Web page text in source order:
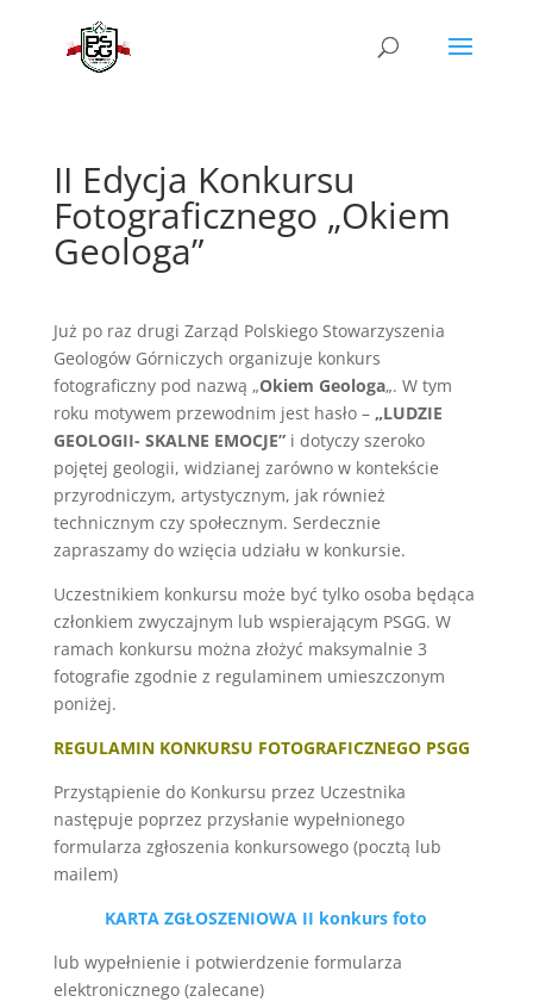
II Edycja Konkursu
Fotograficznego „Okiem
Geologa”
Już po raz drugi Zarząd Polskiego Stowarzyszenia
Geologów Górniczych organizuje konkurs
fotograficzny pod nazwą „Okiem Geologa„. W tym
roku motywem przewodnim jest hasło – „LUDZIE
GEOLOGII- SKALNE EMOCJE”i dotyczy szeroko
pojętej geologii, widzianej zarówno w kontekście
przyrodniczym, artystycznym, jak również
technicznym czy społecznym. Serdecznie
zapraszamy do wzięcia udziału w konkursie.
Uczestnikiem konkursu może być tylko osoba będąca
członkiem zwyczajnym lub wspierającym PSGG. W
ramach konkursu można złożyć maksymalnie 3
fotografie zgodnie z regulaminem umieszczonym
poniżej.
REGULAMIN KONKURSU FOTOGRAFICZNEGO PSGG
Przystąpienie do Konkursu przez Uczestnika
następuje poprzez przysłanie wypełnionego
formularza zgłoszenia konkursowego (pocztą lub
mailem)
KARTA ZGŁOSZENIOWA II konkurs foto
lub wypełnienie i potwierdzenie formularza
elektronicznego (zalecane)